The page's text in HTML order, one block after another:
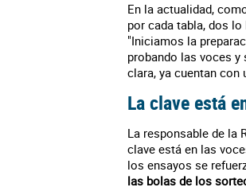
En la actualidad,
por cada tabla, dos
"Iniciamos la
probando las voces
clara, ya cuentan con
La clave está
La responsable de la
clave está en las
los ensayos se
las bolas de los